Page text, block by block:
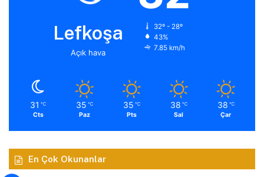
Lefkoşa
Açık hava
32º - 28º
43%
7.85 km/h
31 ℃
Cts
35 ℃
Paz
35 ℃
Pts
38 ℃
Sal
38 ℃
Çar
En Çok Okunanlar